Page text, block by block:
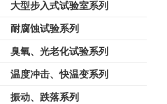
大型步入式试验室系列
耐腐蚀试验系列
臭氧、光老化试验系列
温度冲击、快温变系列
振动、跌落系列